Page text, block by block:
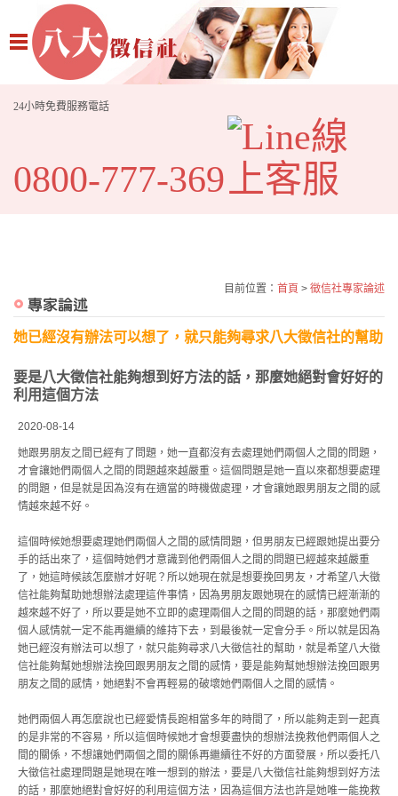
24小時免費服務電話
0800-777-369
目前位置： 首頁 > 徵信社專家論述
她已經沒有辦法可以想了，就只能夠尋求八大徵信社的幫助
要是八大徵信社能夠想到好方法的話，那麼她絕對會好好的
利用這個方法
2020-08-14
她跟男朋友之間已經有了問題，她一直都沒有去處理她們兩個人之間的問題，
才會讓她們兩個人之間的問題越來越嚴重。這個問題是她一直以來都想要處理
的問題，但是就是因為沒有在適當的時機做處理，才會讓她跟男朋友之間的感
情越來越不好。
這個時候她想要處理她們兩個人之間的感情問題，但男朋友已經跟她提出要分
手的話出來了，這個時她們才意識到他們兩個人之間的問題已經越來越嚴重
了，她這時候該怎麼辦才好呢？所以她現在就是想要挽回男友，才希望八大徵
信社能夠幫助她想辦法處理這件事情，因為男朋友跟她現在的感情已經漸漸的
越來越不好了，所以要是她不立即的處理兩個人之間的問題的話，那麼她們兩
個人感情就一定不能再繼續的維持下去，到最後就一定會分手。所以就是因為
她已經沒有辦法可以想了，就只能夠尋求八大徵信社的幫助，就是希望八大徵
信社能夠幫她想辦法挽回跟男朋友之間的感情，要是能夠幫她想辦法挽回跟男
朋友之間的感情，她絕對不會再輕易的破壞她們兩個人之間的感情。
她們兩個人再怎麼說也已經愛情長跑相當多年的時間了，所以能夠走到一起真
的是非常的不容易，所以這個時候她才會想要盡快的想辦法挽救他們兩個人之
間的關係，不想讓她們兩個之間的關係再繼續往不好的方面發展，所以委托八
大徵信社處理問題是她現在唯一想到的辦法，要是八大徵信社能夠想到好方法
的話，那麼她絕對會好好的利用這個方法，因為這個方法也許是她唯一能挽救